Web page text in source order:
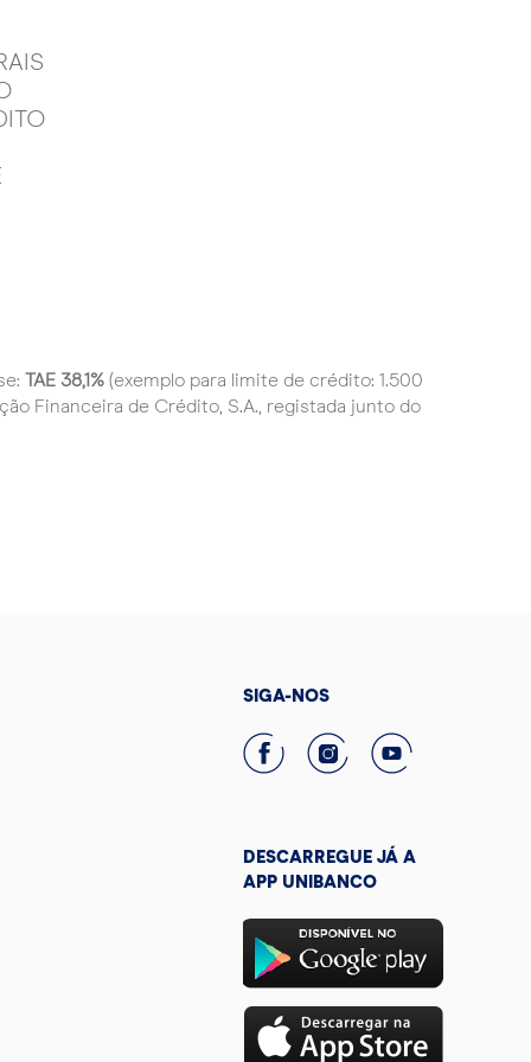
TAE 38,1% (exemplo para limite de crédito: 1.500
Financeira de Crédito, S.A., registada junto do
SIGA-NOS
DESCARREGUE JÁ A
APP UNIBANCO